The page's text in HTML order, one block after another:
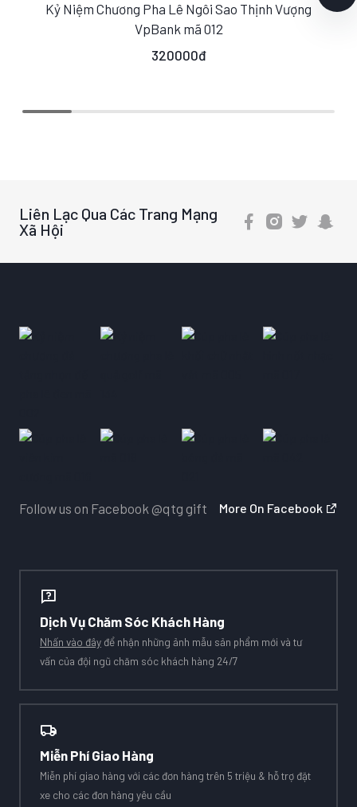
S M L
Kỷ Niệm Chương Pha Lê Ngôi Sao Thịnh Vượng
VpBank mã 012
320000đ
Liên Lạc Qua Các Trang Mạng
Xã Hội
Follow us on Facebook @qtg gift More On Facebook
Dịch Vụ Chăm Sóc Khách Hàng
Nhấn vào đây để nhận những ảnh mẫu sản phẩm mới và tư
vấn của đội ngũ chăm sóc khách hàng 24/7
Miễn Phí Giao Hàng
Miễn phí giao hàng với các đơn hàng trên 5 triệu & hỗ trợ đặt
xe cho các đơn hàng yêu cầu